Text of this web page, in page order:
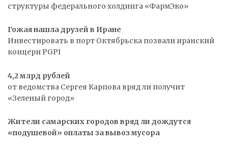
структуры федерального холдинга «ФармЭко»
Гожая нашла друзей в Иране
Инвестировать в порт Октябрьска позвали иранский
концерн PGPI
4,2 млрд рублей
от ведомства Сергея Карпова вряд ли получит
«Зеленый город»
Жители самарских городов вряд ли дождутся
«подушевой» оплаты за вывоз мусора